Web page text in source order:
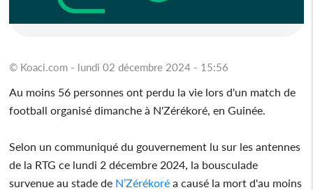
© Koaci.com - lundi 02 décembre 2024 - 15:56
Au moins 56 personnes ont perdu la vie lors d'un match de
football organisé dimanche à N'Zérékoré, en Guinée.
Selon un communiqué du gouvernement lu sur les antennes
de la RTG ce lundi 2 décembre 2024, la bousculade
survenue au stade de N’Zérékoré a causé la mort d'au moins